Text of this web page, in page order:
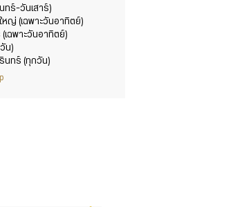
ทร์-วันเสาร์)
หญ่ (เฉพาะวันอาทิตย์)
เฉพาะวันอาทิตย์)
น)
นทร์ (ทุกวัน)